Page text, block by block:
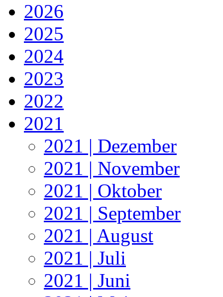
2026
2025
2024
2023
2022
2021
2021 | Dezember
2021 | November
2021 | Oktober
2021 | September
2021 | August
2021 | Juli
2021 | Juni